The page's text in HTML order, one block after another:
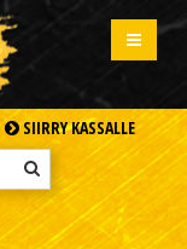
SIIRRY KASSALLE